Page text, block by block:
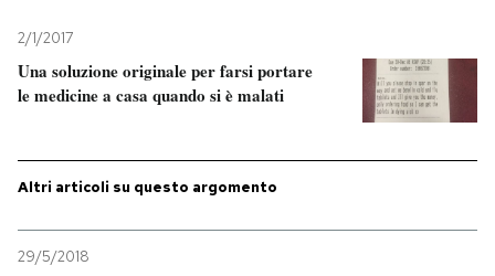
Internet
Economia
Ok Boomer!
2/1/2017
Una soluzione originale per farsi portare
le medicine a casa quando si è malati
Altri articoli su questo argomento
29/5/2018